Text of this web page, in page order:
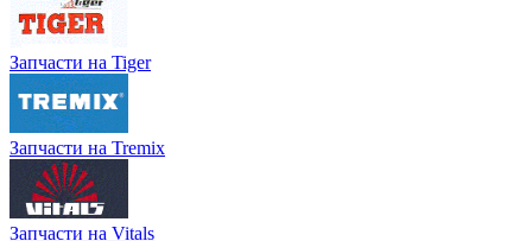
Запчасти на Tiger
Запчасти на Tremix
Запчасти на Vitals